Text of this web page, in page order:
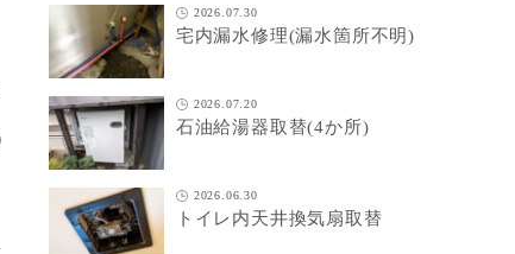
2026.07.30
宅内漏水修理(漏水箇所不明)
2026.07.20
石油給湯器取替(4か所)
2026.06.30
トイレ内天井換気扇取替